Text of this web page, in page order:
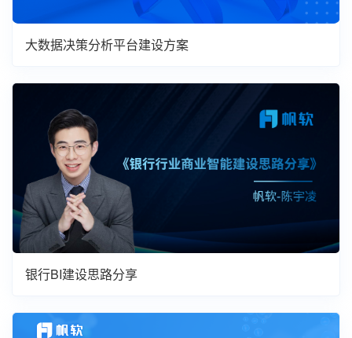
大数据决策分析平台建设方案
银行BI建设思路分享